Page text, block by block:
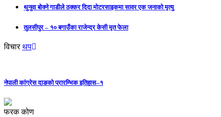
थुनुवा बोक्ने गाडीले ठक्कर दिदा मोटरसाइकमा सावर एक जनाको मृत्यु
तुलसीपुर – १० बगाउँका राजेन्द्र केसी मृत फेला
विचार थप
नेपाली कांग्रेस दाङको प्रारम्भिक इतिहास–१
फरक कोण